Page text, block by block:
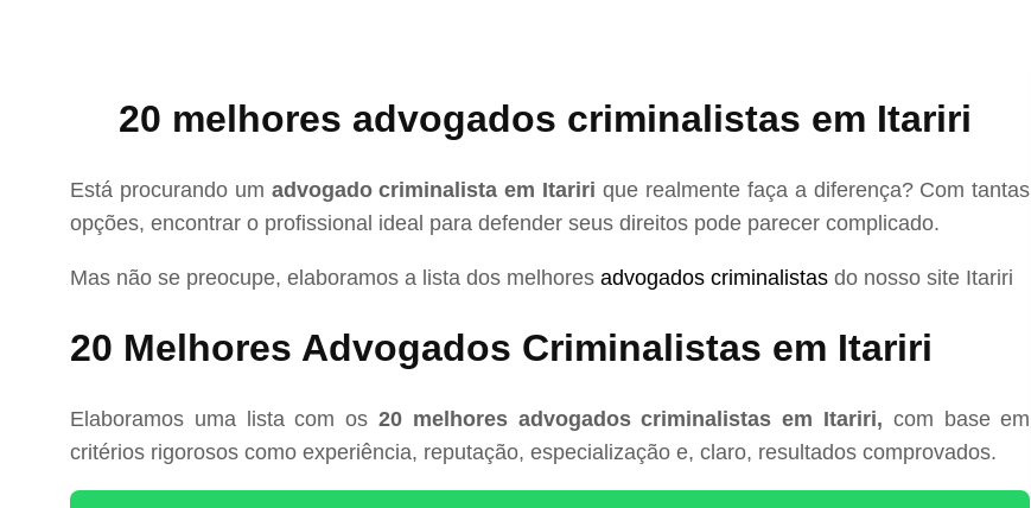
20 melhores advogados criminalistas em Itariri
Está procurando um advogado criminalista em Itariri que realmente faça a diferença? Com tantas
opções, encontrar o profissional ideal para defender seus direitos pode parecer complicado.
Mas não se preocupe, elaboramos a lista dos melhores advogados criminalistas do nosso site Itariri
20 Melhores Advogados Criminalistas em Itariri
Elaboramos uma lista com os 20 melhores advogados criminalistas em Itariri, com base em
critérios rigorosos como experiência, reputação, especialização e, claro, resultados comprovados.